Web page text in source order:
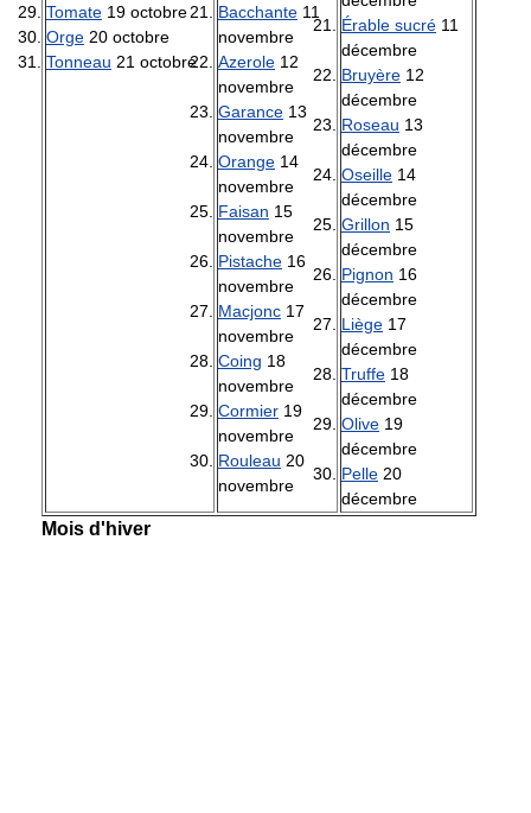
Tomate 19 octobre
Orge 20 octobre
Tonneau 21 octobre
Bacchante 11
novembre
Azerole 12
novembre
Garance 13
novembre
Orange 14
novembre
Faisan 15
novembre
Pistache 16
novembre
Macjonc 17
novembre
Coing 18
novembre
Cormier 19
novembre
Rouleau 20
novembre
Érable sucré 11
décembre
Bruyère 12
décembre
Roseau 13
décembre
Oseille 14
décembre
Grillon 15
décembre
Pignon 16
décembre
Liège 17
décembre
Truffe 18
décembre
Olive 19
décembre
Pelle 20
décembre
Mois d'hiver